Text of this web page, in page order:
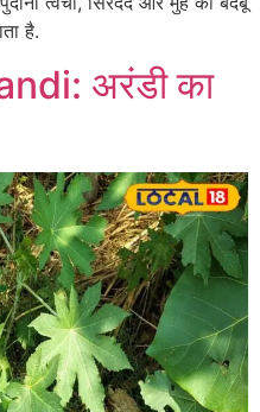
है.
अरंडी का